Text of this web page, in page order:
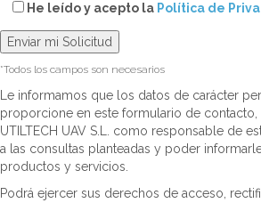
He leído y acepto la Política de
*Todos los campos son necesarios
Le informamos que los datos de carácter
proporcione en este formulario de contacto,
UTILTECH UAV S.L. como responsable de
a las consultas planteadas y poder
productos y servicios.
Podrá ejercer sus derechos de acceso,